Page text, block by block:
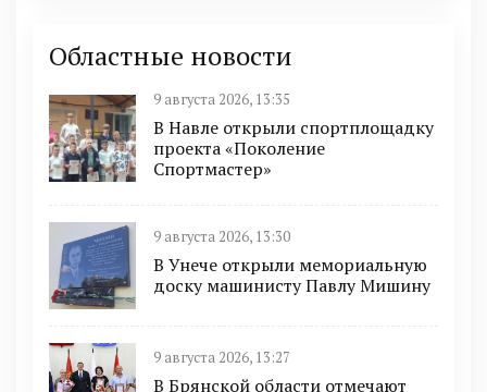
Областные новости
9 августа 2026, 13:35
В Навле открыли спортплощадку
проекта «Поколение
Спортмастер»
9 августа 2026, 13:30
В Унече открыли мемориальную
доску машинисту Павлу Мишину
9 августа 2026, 13:27
В Брянской области отмечают